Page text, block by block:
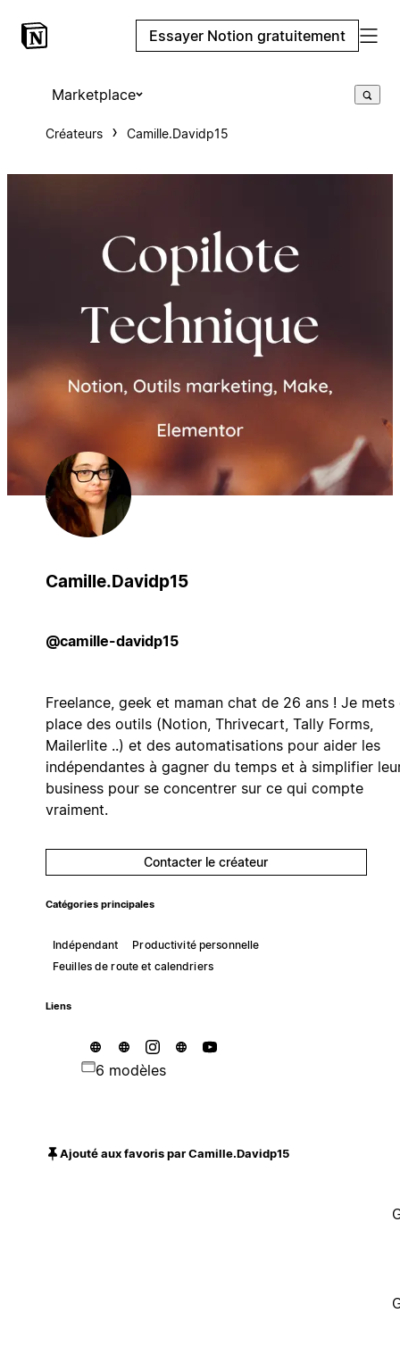
Essayer Notion gratuitement
Marketplace
Créateurs Camille.Davidp15
Camille.Davidp15
@camille-davidp15
Freelance, geek et maman chat de 26 ans ! Je mets
place des outils (Notion, Thrivecart, Tally Forms,
Mailerlite ..) et des automatisations pour aider les
indépendantes à gagner du temps et à simplifier
business pour se concentrer sur ce qui compte
vraiment.
Contacter le créateur
Catégories principales
Indépendant
Productivité personnelle
Feuilles de route et calendriers
Liens
6 modèles
Ajouté aux favoris par Camille.Davidp15